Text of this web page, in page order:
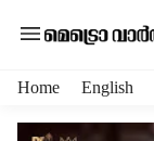
Home English